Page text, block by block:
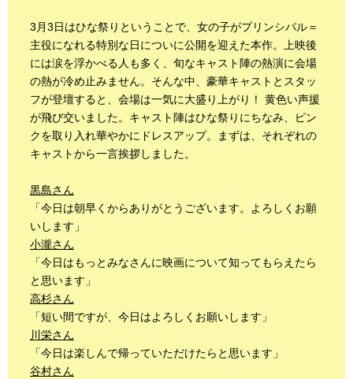
3月3日はひな祭りということで、女の子がプリンシパル＝
主役になれる特別な日についに公開を迎えた本作。上映後
には涙を浮かべる人も多く、旬なキャスト陣の熱演に会場
の熱が冷め止みません。そんな中、豪華キャストとスタッ
フが登壇すると、会場は一気に大盛り上がり！ 黄色い声援
が飛び交いました。キャスト陣はひな祭りにちなみ、ピン
クを取り入れ華やかにドレスアップ。まずは、それぞれの
キャストから一言挨拶しました。
黒島さん
「今日は朝早くからありがとうございます。よろしくお願
いします」
小瀧さん
「今日はもっとみなさんに映画について知ってもらえたら
と思います」
高杉さん
「短い間ですが、今日はよろしくお願いします」
川栄さん
「今日は楽しんで帰っていただけたらと思います」
谷村さん